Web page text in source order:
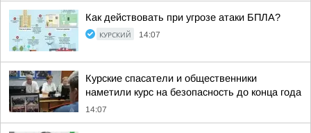
Как действовать при угрозе атаки БПЛА?
КУРСКИЙ 14:07
Курские спасатели и общественники
наметили курс на безопасность до конца года
14:07